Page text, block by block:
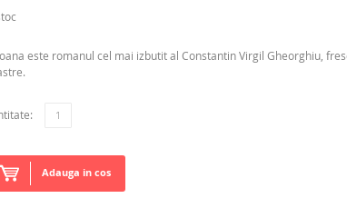
este romanul cel mai izbutit al Constantin Virgil Gheorghiu,
Adauga in cos